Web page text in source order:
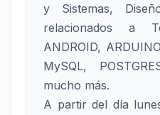
y Sistemas,
relacionados a
ANDROID,
MySQL,
mucho más.
A partir del día